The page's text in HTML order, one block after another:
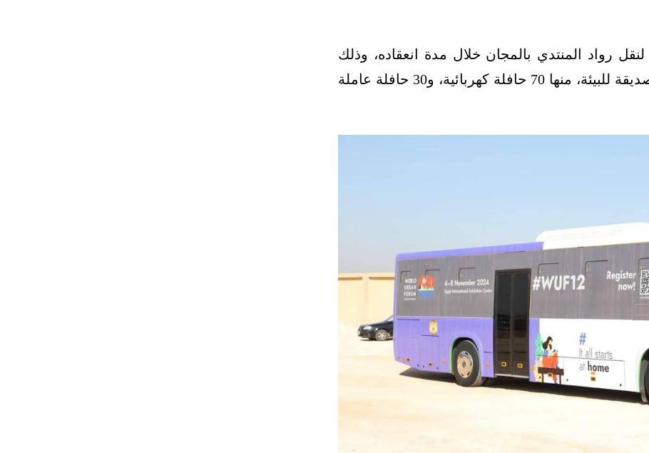
رواد المنتدي بالمجان خلال مدة انعقاده، وذلك
للمسجلين لحضور الفاعليات، بواقع 100 حافلة صديقة للبيئة، منها 70 حافلة كهربائية، و30 حافلة عاملة